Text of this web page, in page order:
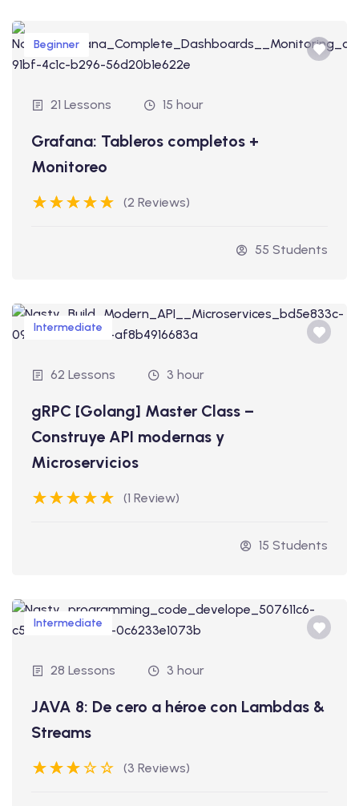
Beginner
21 Lessons 15 hour
Grafana: Tableros completos +
Monitoreo
(2 Reviews)
55 Students
Intermediate
62 Lessons 3 hour
gRPC [Golang] Master Class –
Construye API modernas y
Microservicios
(1 Review)
15 Students
Intermediate
28 Lessons 3 hour
JAVA 8: De cero a héroe con Lambdas &
Streams
(3 Reviews)